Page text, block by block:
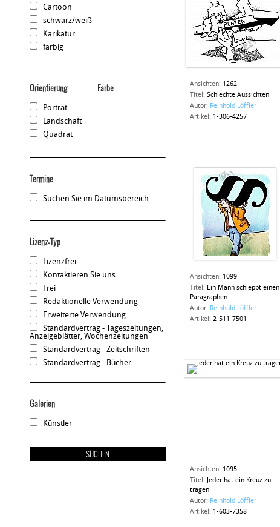
Cartoon
schwarz/weiß
Karikatur
farbig
Orientierung
Porträt
Landschaft
Quadrat
Farbe
Termine
Suchen Sie im Datumsbereich
Lizenz-Typ
Lizenzfrei
Kontaktieren Sie uns
Frei
Redaktionelle Verwendung
Erweiterte Verwendung
Standardvertrag - Tageszeitungen,
Anzeigeblätter, Wochenzeitungen
Standardvertrag - Zeitschriften
Standardvertrag - Bücher
Galerien
Künstler
Ansichten: 1262
Titel : Schlechte Aussichten
Autor: Reinhold Löffler
Artikel : 1-306-4257
Ansichten: 1099
Titel : Ein Mann schleppt einen
Paragraphen
Autor: Reinhold Löffler
Artikel : 2-511-7501
Ansichten: 1095
Titel :
Jeder hat ein Kreuz zu
tragen
Autor: Reinhold Löffler
Artikel : 1-603-7358